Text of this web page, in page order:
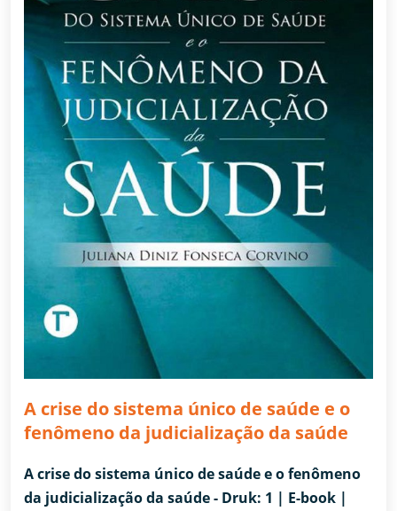
A crise do sistema único de saúde e o
fenômeno da judicialização da saúde
A crise do sistema único de saúde e o fenômeno
da judicialização da saúde - Druk: 1 | E-book |